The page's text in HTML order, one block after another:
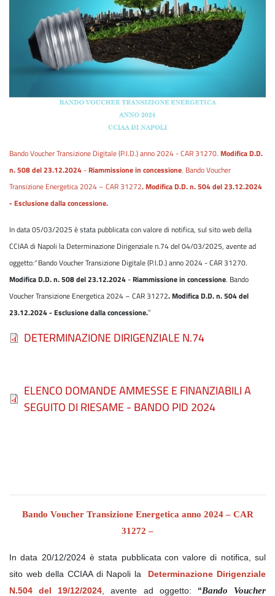
Bando Voucher Transizione Digitale (P.I.D.) anno 2024 - CAR 31270. Modifica D.D.
n.508 del 23.12.2024-Riammissione in concessione. Bando Voucher
Transizione Energetica 2024 – CAR 31272. Modifica D.D. n. 504 del 23.12.2024
- Esclusione dalla concessione.
In data 05/03/2025 è stata pubblicata con valore di notifica, sul sito web della
CCIAA di Napoli la Determinazione Dirigenziale n.74 del 04/03/2025, avente ad
oggetto:”Bando Voucher Transizione Digitale (P.I.D.) anno 2024 - CAR 31270.
Modifica D.D. n. 508 del 23.12.2024-Riammissione in concessione. Bando
Voucher Transizione Energetica 2024 – CAR 31272. Modifica D.D. n. 504 del
23.12.2024 - Esclusione dalla concessione.”
FileDETERMINAZIONE DIRIGENZIALE N.74
FileELENCO DOMANDE AMMESSE E FINANZIABILI A
SEGUITO DI RIESAME - BANDO PID 2024
Bando Voucher Transizione Energetica anno 2024 – CAR
31272 –
In data 20/12/2024 è stata pubblicata con valore di notifica, sul
sito web della CCIAA di Napoli la
Determinazione Dirigenziale
N.504 del 19/12/2024, avente ad oggetto: “Bando Voucher